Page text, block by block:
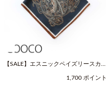
【SALE】エスニックペイズリースカー
1,700 ポイント